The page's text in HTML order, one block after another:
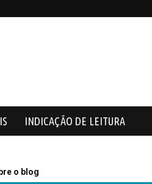
INDICAÇÃO DE LEITURA
o blog